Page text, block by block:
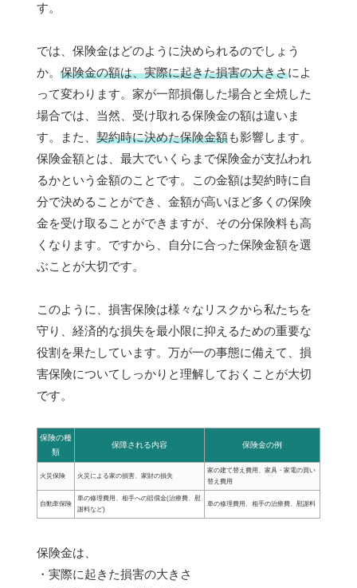
す。
では、保険金はどのように決められるのでしょう
か。 保険金の額は、実際に起きた損害の大きさによ
って変わります。家が一部損傷した場合と全焼した
場合では、当然、受け取れる保険金の額は違いま
す。また、 契約時に決めた保険金額も影響します。
保険金額とは、最大でいくらまで保険金が支払われ
るかという金額のことです。この金額は契約時に自
分で決めることができ、金額が高いほど多くの保険
金を受け取ることができますが、その分保険料も高
くなります。ですから、自分に合った保険金額を選
ぶことが大切です。
このように、損害保険は様々なリスクから私たちを
守り、経済的な損失を最小限に抑えるための重要な
役割を果たしています。万が一の事態に備えて、損
害保険についてしっかりと理解しておくことが大切
です。
保険の種
類
保障される内容 保険金の例
火災保険 火災による家の損害、家財の損失
家の建て替え費用、家具・家電の買い
替え費用
自動車保険
車の修理費用、相手への賠償金(治療費、慰
謝料など)
車の修理費用、相手の治療費、慰謝料
保険金は、
・実際に起きた損害の大きさ